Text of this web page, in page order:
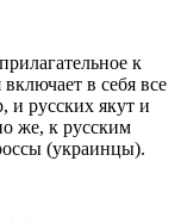
к
в себя все
и русских якут и
же, к русским
(украинцы).